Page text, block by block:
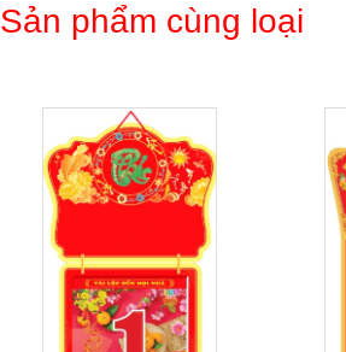
Sản phẩm cùng loại